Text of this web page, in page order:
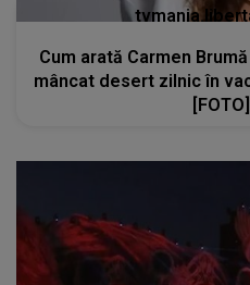
Cum arată Carmen
mâncat desert zilnic în
[FOTO]